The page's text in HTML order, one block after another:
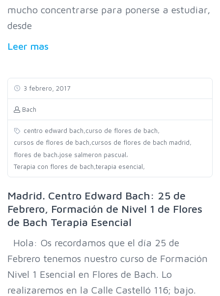
mucho concentrarse para ponerse a estudiar,
desde
Leer mas
3 febrero, 2017
Bach
centro edward bach curso de flores de bach
cursos de flores de bach cursos de flores de bach madrid
flores de bach,jose salmeron pascual,
Terapia con flores de bach terapia esencial
Madrid. Centro Edward Bach: 25 de
Febrero, Formación de Nivel 1 de Flores
de Bach Terapia Esencial
Hola: Os recordamos que el día 25 de
Febrero tenemos nuestro curso de Formación
Nivel 1 Esencial en Flores de Bach. Lo
realizaremos en la Calle Castelló 116; bajo.